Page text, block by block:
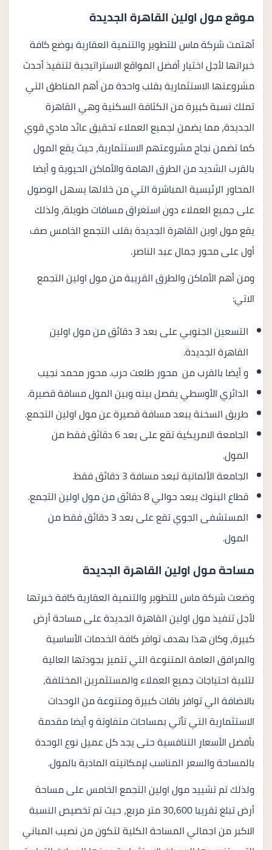
موقع مول اولين القاهرة الجديدة
أهتمت شركة ماس للتطوير والتنمية العقارية بوضع كافة
خبراتها لأجل اختيار أفضل المواقع الاستراتيجية لتنفيذ أحدث
مشروعتها الاستثمارية بقلب واحدة من أهم المناطق التي
تملك نسبة كبيرة من الكثافة السكنية وهي القاهرة
الجديدة، مما يضمن لجميع العملاء تحقيق عائد مادي قوي
كما تضمن نجاح مشروعتهم الاستثمارية، حيث يقع المول
بالقرب الشديد من الطرق الهامة والأماكن الحيوية و أيضا
المحاور الرئيسية المباشرة التي من خلالها يسهل الوصول
على جميع العملاء دون استغراق مسافات طويلة، ولذلك
يقع مول اوين القاهرة الجديدة بقلب التجمع الخامس صف
أول على محور جمال عبد الناصر.
ومن أهم الأماكن والطرق القريبة من مول اولين التجمع
الاتي:
التسعين الجنوبي على بعد 3 دقائق من مول اولين
القاهرة الجديدة.
و أيضا بالقرب من محور طلعت حرب. محور محمد نجيب
الدائري الأوسطي يفصل بينه وبين المول مسافة قصيرة.
طريق السخنة يبعد مسافة قصيرة عن مول اولين التجمع.
الجامعة الامريكية تقع على بعد 6 دقائق فقط من
المول.
الجامعة الألمانية تبعد مسافة 3 دقائق فقط.
قطاع البنوك يبعد حوالي 8 دقائق من مول اولين التجمع.
المستشفى الجوي تقع على بعد 3 دقائق فقط من
المول.
مساحة مول اولين القاهرة الجديدة
وضعت شركة ماس للتطوير والتنمية العقارية كافة خبرتها
لأجل تنفيذ مول اولين القاهرة الجديدة على مساحة أرض
كبيرة، وكان هذا بهدف توافر كافة الخدمات الأساسية
والمرافق العامة المتنوعة التي تتميز بجودتها العالية
لتلبية احتياجات جميع العملاء والمستثمرين المختلفة،
بالاضافة الي توافر باقات كبيرة ومتنوعة من الوحدات
الاستثمارية التي تأتي بمساحات متفاوتة و أيضا مقدمة
بأفضل الأسعار التنافسية حتى يجد كل عميل نوع الوحدة
بالمساحة والسعر المناسب لإمكانيته المادية بالمول.
ولذلك تم تشييد مول اولين التجمع الخامس على مساحة
أرض تبلغ تقريبا 30,600 متر مربع، حيث تم تخصيص النسبة
الاكبر من اجمالي المساحة الكلية لتكون من نصيب المباني